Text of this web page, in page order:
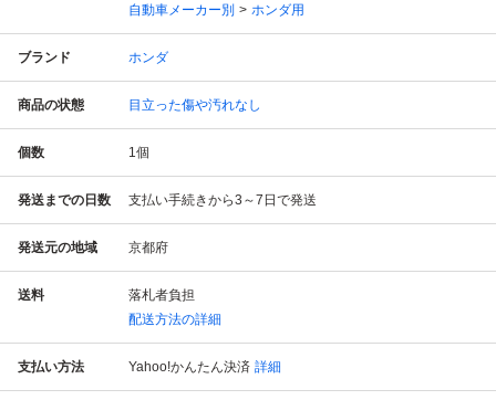
自動車メーカー別
ホンダ用
ブランド ホンダ
商品の状態 目立った傷や汚れなし
個数 1個
発送までの日数 支払い手続きから3～7日で発送
発送元の地域 京都府
送料
落札者負担
配送方法の詳細
支払い方法 Yahoo!かんたん決済 詳細